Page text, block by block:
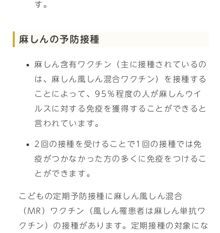
す。
麻しんの予防接種
麻しん含有ワクチン（主に接種されているの
は、麻しん風しん混合ワクチン）を接種する
ことによって、95％程度の人が麻しんウイ
ルスに対する免疫を獲得することができると
言われています。
2回の接種を受けることで1回の接種では免
疫がつかなかった方の多くに免疫をつけるこ
とができます。
こどもの定期予防接種に麻しん風しん混合
（MR）ワクチン（風しん罹患者は麻しん単抗ワ
クチン）の接種があります。定期接種の対象にな